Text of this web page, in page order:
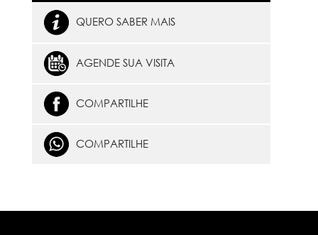
QUERO SABER MAIS
AGENDE SUA VISITA
COMPARTILHE
COMPARTILHE